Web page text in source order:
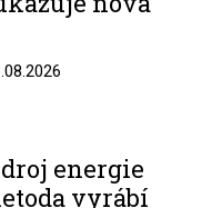
energie
vyrábí